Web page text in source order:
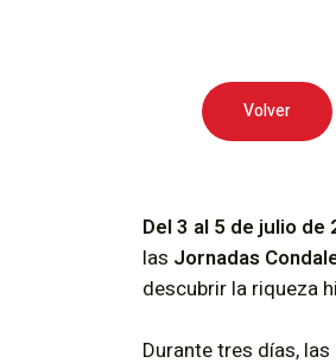
Volver
Del 3 al 5 de julio de
las Jornadas
descubrir la riqueza
Durante tres días,